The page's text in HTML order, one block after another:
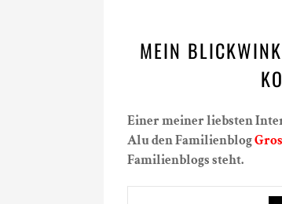
MEIN
Einer meiner liebsten
Alu den Familienblog
Familienblogs steht.